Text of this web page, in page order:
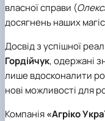
власної справи (
досягнень наших
Досвід з успішної
Гордійчук, одержані
лише вдосконалити
нові можливості для
Компанія«Агріко